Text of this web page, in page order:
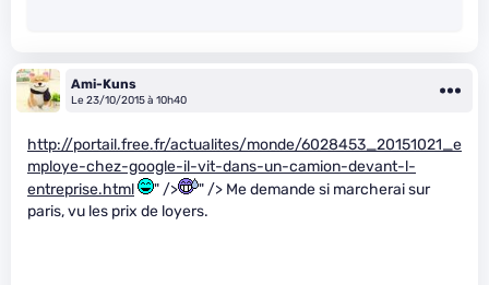
Ami-Kuns
Le 23/10/2015 à 10h40
http://portail.free.fr/actualites/monde/6028453_20151021_e
mploye-chez-google-il-vit-dans-un-camion-devant-l-
entreprise.html
" />
" /> Me demande si marcherai sur
paris, vu les prix de loyers.